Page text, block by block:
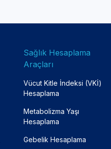
Sağlık Hesaplama
Araçları
Vücut Kitle İndeksi (VKİ)
Hesaplama
Metabolizma Yaşı
Hesaplama
Gebelik Hesaplama